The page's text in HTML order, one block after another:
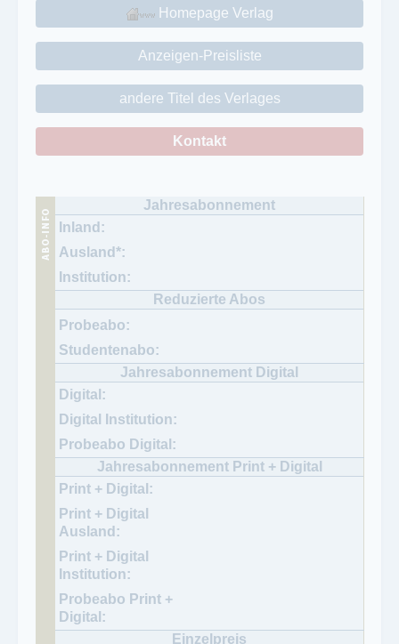
Homepage Verlag
Anzeigen-Preisliste
andere Titel des Verlages
Kontakt